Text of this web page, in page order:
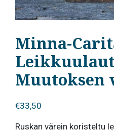
Minna-
Muutoksen
€33,50
Ruskan värein koristeltu